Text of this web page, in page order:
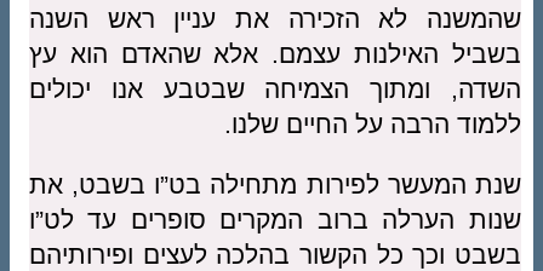
שהמשנה לא הזכירה את עניין ראש השנה
בשביל האילנות עצמם. אלא שהאדם הוא עץ
השדה, ומתוך הצמיחה שבטבע אנו יכולים
ללמוד הרבה על החיים שלנו.
שנת המעשר לפירות מתחילה בט”ו בשבט, את
שנות הערלה ברוב המקרים סופרים עד לט”ו
בשבט וכך כל הקשור בהלכה לעצים ופירותיהם